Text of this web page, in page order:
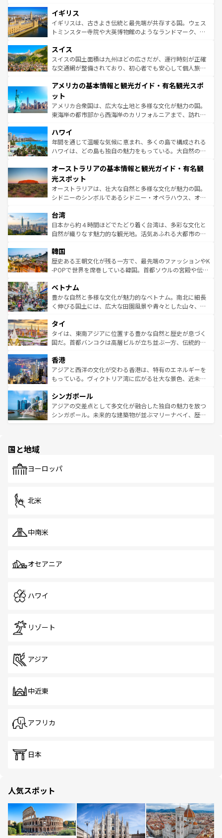
香り高いラベンダー畑など、多彩な楽しみ方が可能だ。さ
らに、パリ以外の地域にも魅力が溢れており、どの街角に
も豊かな歴史と文化が息づいている。パリ以外の個性あふ
を参照してほしい。
顔を持つこの国は、どこを歩いても飽きることがない。ベ
ルリンの文化的活気、バイエルン州のアルプスの絶景、そ
してライン川沿いのワイン畑といった風景は必見。ビール
は、お酒好きな人にはぜひ体験してほしい。 なお、新着の
ドイツ情報はコンテンツ一覧を参照してほしい。
イギリス
イギリスは、古きよき伝統と最先端が共存する国。ウェス
トミンスター寺院や大英博物館のようなランドマーク、歴
リアごとに異なる魅力がある。また、優雅なアフタヌーン
ティー、ビール好きにはたまらない英国パブ、サッカー観
戦など、本場だからこそできる体験も豊富。イギリスを旅
ンツ一覧を参照してほしい。
スイス
スイスの国土面積は九州ほどの広さだが、運行時刻が正確
な交通網が整備されており、初心者でも安心して個人旅行
の建物がそのまま残る町や、スイスならではのユニークな
博物館もあり、アルプス観光だけでなく町歩きも満喫する
ことができる。国民の所得が高いため物価も高いが、旅行
者向けの交通パス提供のサービスもあり、うまく活用すれ
着のスイス情報は
アメリカの基本情報と観光ガイド・有名観光スポ
ット
アメリカ合衆国は、広大な土地と多様な文化が魅力の国。
東海岸の都市部から西海岸のカリフォルニアまで、訪れる
のような巨大都市は、観光、ショッピング、エンターテイ
ンメントが詰まった刺激的なスポットだ。一方、アメリカ
西部には大自然が広がり、グランドキャニオンやイエロー
部のニューオーリンズでは、音楽と美食が融合した独特の
文化が魅力。旅行者はアメリカの各地域で異なる魅力を楽
しみながら、その多様性と豊かな歴史を感じることができ
るだろう。車でのロードトリップや列車の旅も、アメリカ
情報は
ハワイ
年間を通じて温暖な気候に恵まれ、多くの島で構成される
ハワイは、どの島も独自の魅力をもっている。大自然の神
ワイ島は見逃せない。また、定番の観光地といえばオアフ
島だが、静かな自然を求めるならマウイ島やカウアイ島が
おすすめ。エメラルドグリーンに輝く海をはじめ、豊かな
文化や歴史が息づいている。「アロハスピリット」と呼ば
人々、おいしいローカルフードやハワイアンミュージッ
ク、伝統的なフラダンスなど、すべてがハワイの魅力を彩
っている。訪れるたびに新しい発見と感動が待っているハ
はコンテンツ一覧
オーストラリアの基本情報と観光ガイド・有名観
光スポット
オーストラリアは、壮大な自然と多様な文化が魅力の国。
シドニーのシンボルであるシドニー・オペラハウス、オー
リアリーフや大陸中央部にそびえるウルル（エアーズロッ
ク）、タスマニアの美しい原生林やケアンズの熱帯雨林な
ど、見どころがたくさん。また、カフェやワイン、オージ
いる。アクティビティも充実しており、サーフィンやダイ
ビング、ハイキングなど、アウトドア好きにはたまらな
い。オーストラリアの多彩な魅力を存分に味わいつくそ
参照してほしい。
台湾
日本から約４時間ほどでたどり着く台湾は、多彩な文化と
自然が織りなす魅力的な観光地。活気あふれる大都市の台
ン）、静ひつな山岳地帯である台湾東部など、都市の喧騒
と山間の静けさが共存しており、訪れる人に新しい発見と
驚きをもたらしてくれる。また、奥深い台湾の食文化も魅
容にもいいと評判のスイーツなど、バラエティ豊かな料理
が味わえる。 なお、新着の台湾情報は コンテンツ一覧を参
照してほしい。
韓国
歴史ある王朝文化が残る一方で、最先端のファッションやK
-POPで世界を席巻している韓国。首都ソウルの宮殿や伝統
き、地方に足を延ばせば四季折々の自然美を楽しむことが
できる。そして、キムチや焼肉、絶品のストリートフード
まで、さまざまな韓国料理が待っている。夜には、韓国な
リティに包まれながら、韓国の多彩な魅力を心ゆくまで味
わってみてほしい。 なお、新着の韓国情報はコンテンツ一
覧を参照してほしい。
ベトナム
豊かな自然と多様な文化が魅力的なベトナム。南北に細長
く伸びる国土には、広大な田園風景や青々とした山々、世
急速な発展と共に伝統が息づく。ハノイの古い町並みやホ
ーチミン市のフランス統治時代の建物も、独特の雰囲気を
醸し出している。また、バラエティの豊かさとおいしさで
とつ。フォーやバインミー、ベトナムコーヒーなどは、ぜ
ひ現地で味わいたい。どの地域を訪れてもあたたかい人々
が旅行者を迎えてくれるので、きっと忘れられない旅にな
参照してほしい。
タイ
タイは、東南アジアに位置する豊かな自然と歴史が息づく
国だ。首都バンコクは高層ビルが立ち並ぶ一方、伝統的な
の活気が交差している。北部ではチェンマイなどの山岳地
帯で自然と触れ合い、南部ではプーケットやクラビの美し
いビーチでリゾート気分を楽しむことができる。タイ料理
激する。気候は一年中温暖で、どの季節にも異なる楽しみ
が待っている。親しみやすいタイの人々、仏教を中心とし
た文化、そして多様な観光資源が、訪れる旅人を魅了し続
香港
アジアと西洋の文化が交わる香港は、特有のエネルギーを
もっている。ヴィクトリア湾に広がる壮大な景色、近未来
み、どこを訪れても感動するはず。観光スポットが密集し
ており、効率よく見どころを回れるのも魅力。息をのむよ
うな絶景から文化的な体験まで、香港を存分に楽しみ尽く
シンガポール
アジアの交差点として多文化が融合した独自の魅力を放つ
シンガポール。未来的な建築物が並ぶマリーナベイ、歴史
で、ホーカーズは地元の風情を楽しめる外せないスポット
国と地域
ヨーロッパ
北米
中南米
オセアニア
ハワイ
リゾート
アジア
中近東
アフリカ
日本
人気スポット